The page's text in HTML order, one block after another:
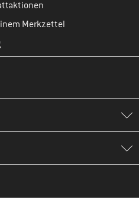
Merkzettel